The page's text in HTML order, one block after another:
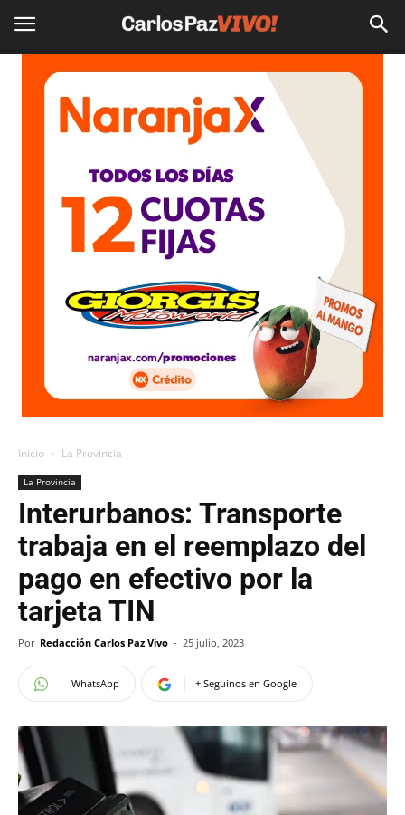
Inicio La Provincia
La Provincia
Interurbanos: Transporte
trabaja en el reemplazo del
pago en efectivo por la
tarjeta TIN
Por Redacción Carlos Paz Vivo - 25 julio, 2023
WhatsApp + Seguinos en Google